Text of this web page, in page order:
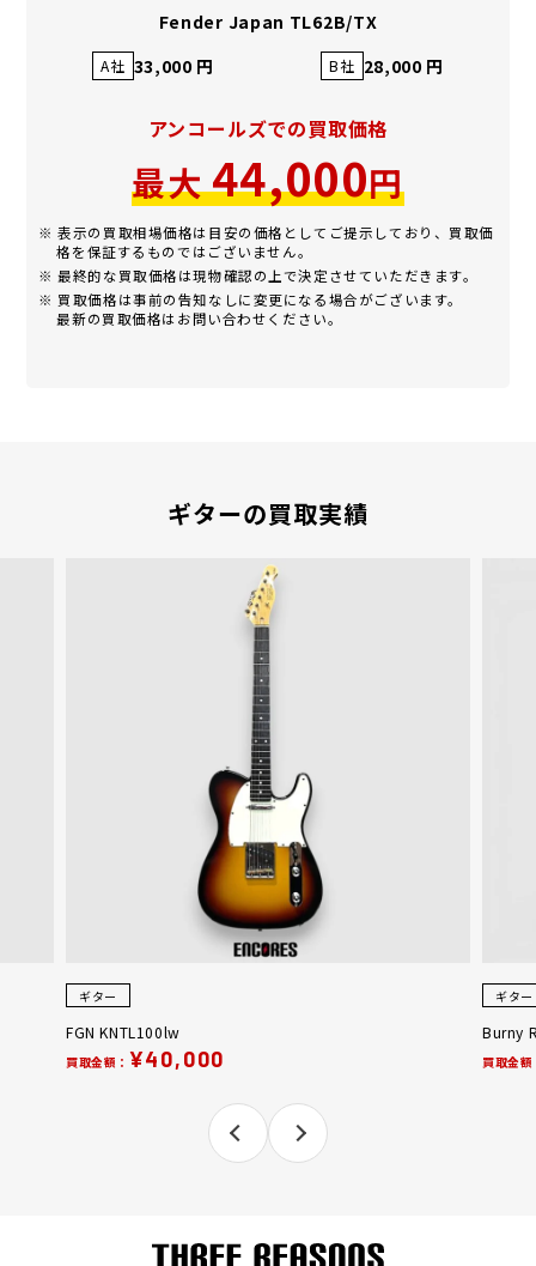
Fender Japan TL62B/TX
A社 33,000 円 B社 28,000 円
アンコールズでの買取価格
最大44,000円
※ 表示の買取相場価格は目安の価格としてご提示しており、買取価
格を保証するものではございません。
※ 最終的な買取価格は現物確認の上で決定させていただきます。
※ 買取価格は事前の告知なしに変更になる場合がございます。
最新の買取価格はお問い合わせください。
ギターの買取実績
ギター
FGN KNTL100lw
買取金額： ¥40,000
ギター
Burny
買取金額